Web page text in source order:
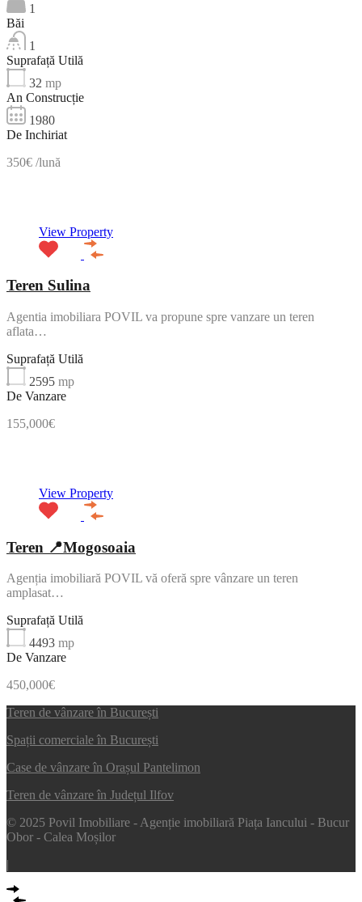
1
Băi
1
Suprafață Utilă
32 mp
An Construcție
1980
De Inchiriat
350€ /lună
View Property
Teren Sulina
Agentia imobiliara POVIL va propune spre vanzare un teren
aflata…
Suprafață Utilă
2595 mp
De Vanzare
155,000€
View Property
Teren 📍Mogosoaia
Agenția imobiliară POVIL vă oferă spre vânzare un teren
amplasat…
Suprafață Utilă
4493 mp
De Vanzare
450,000€
Teren de vânzare în București
Spații comerciale în București
Case de vânzare în Orașul Pantelimon
Teren de vânzare în Județul Ilfov
© 2025 Povil Imobiliare - Agenție imobiliară Piața Iancului - Bucur
Obor - Calea Moșilor